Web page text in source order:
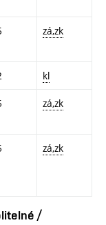
zá,zk
kl
zá,zk
zá,zk
/